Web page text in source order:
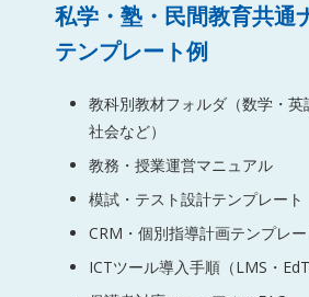
私学・塾・民間教育共通
テンプレート例
教科別教材フォルダ（数学・英
社会など）
教務・授業運営マニュアル
模試・テスト設計テンプレート
CRM・個別指導計画テンプレー
ICTツール導入手順（LMS・